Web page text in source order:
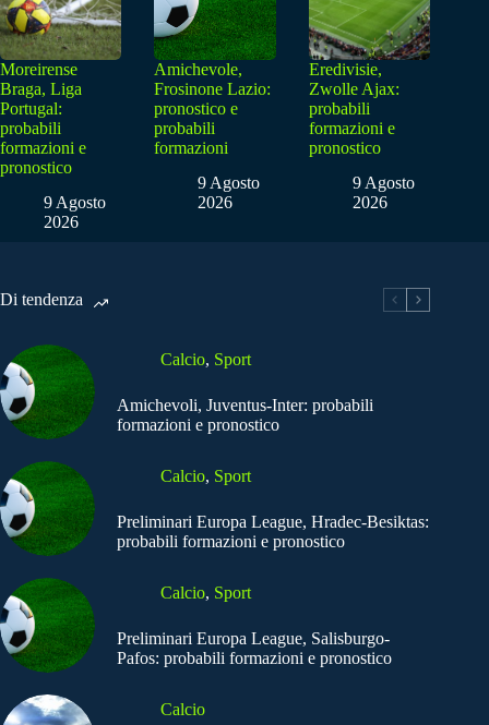
Moreirense
Braga, Liga
Portugal:
probabili
formazioni e
pronostico
9 Agosto
2026
Amichevole,
Frosinone Lazio:
pronostico e
probabili
formazioni
9 Agosto
2026
Eredivisie,
Zwolle Ajax:
probabili
formazioni e
pronostico
9 Agosto
2026
Di tendenza
Calcio, Sport
Amichevoli, Juventus-Inter: probabili
formazioni e pronostico
Calcio, Sport
Preliminari Europa League, Hradec-Besiktas:
probabili formazioni e pronostico
Calcio, Sport
Preliminari Europa League, Salisburgo-
Pafos: probabili formazioni e pronostico
Calcio